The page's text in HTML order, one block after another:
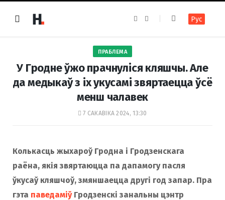
e
k
t
a
m
Рус
ПРАБЛЕМА
У Гродне ўжо прачнуліся кляшчы. Але
да медыкаў з іх укусамі звяртаецца ўсё
менш чалавек
7 САКАВІКА 2024, 13:30
Колькасць жыхароў Гродна і Гродзенскага
раёна, якія звяртаюцца па дапамогу пасля
ўкусаў кляшчоў, змяншаецца другі год запар. Пра
гэта паведаміўГродзенскі занальны цэнтр